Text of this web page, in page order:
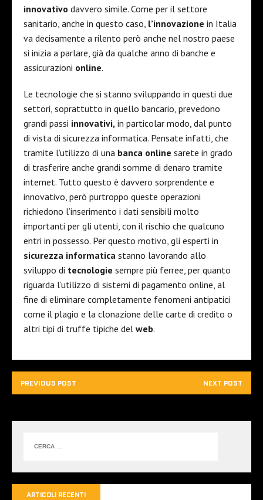
innovativo davvero simile. Come per il settore
sanitario, anche in questo caso, l’innovazione in Italia
va decisamente a rilento però anche nel nostro paese
si inizia a parlare, già da qualche anno di banche e
assicurazioni online.
Le tecnologie che si stanno sviluppando in questi due
settori, soprattutto in quello bancario, prevedono
grandi passi innovativi, in particolar modo, dal punto
di vista di sicurezza informatica. Pensate infatti, che
tramite l’utilizzo di una banca online sarete in grado
di trasferire anche grandi somme di denaro tramite
internet. Tutto questo è davvero sorprendente e
innovativo, però purtroppo queste operazioni
richiedono l’inserimento i dati sensibili molto
importanti per gli utenti, con il rischio che qualcuno
entri in possesso. Per questo motivo, gli esperti in
sicurezza informatica stanno lavorando allo
sviluppo di tecnologie sempre più ferree, per quanto
riguarda l’utilizzo di sistemi di pagamento online, al
fine di eliminare completamente fenomeni antipatici
come il plagio e la clonazione delle carte di credito o
altri tipi di truffe tipiche del web.
PREVIOUS POST NEXT POST
ARTICOLI RECENTI